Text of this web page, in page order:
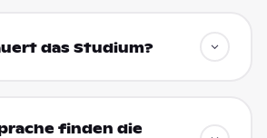
das Studium?
finden die